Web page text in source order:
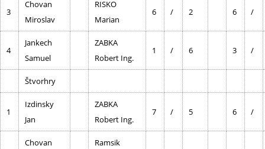
3
Chovan
Miroslav
RISKO
Marian
6 / 2 6 /
4
Jankech
Samuel
ZABKA
Robert Ing.
1 / 6 3 /
Štvorhry
1
Izdinsky
Jan
ZABKA
Robert Ing.
7 / 5 6 /
Chovan
Ramsik